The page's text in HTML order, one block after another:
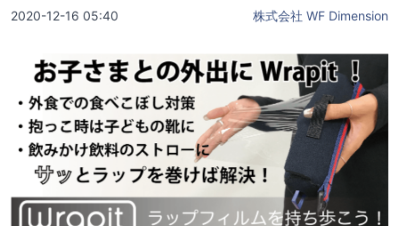
2020-12-16 05:40 株式会社 WF Dimension